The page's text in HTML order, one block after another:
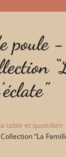
poule
table et quotidien
“La